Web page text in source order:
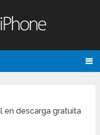
en descarga gratuita